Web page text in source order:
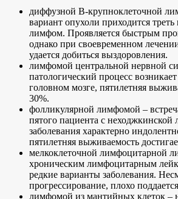
диффузной В-крупноклеточной
вариант опухоли приходится
лимфом. Проявляется быстрым
однако при своевременном
удается добиться выздоровления.
лимфомой центральной нервной
патологический процесс
головном мозге, пятилетняя
30%.
фолликулярной лимфомой –
пятого пациента с
заболевания характерно
пятилетняя выживаемость
мелкоклеточной лимфоцитарной
хроническим лимфоцитарным
редкие варианты заболевания.
прогрессирование, плохо
лимфомой из мантийных клеток –